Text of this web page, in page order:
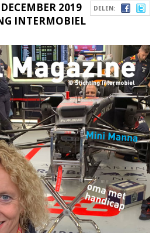
DELEN:
2019
INTERMOBIEL